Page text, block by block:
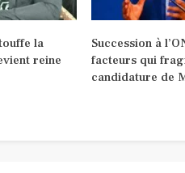
la
reine
Succession à
facteurs qui
candidature de